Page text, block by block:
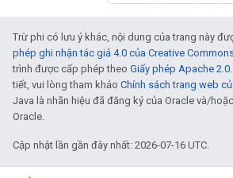
Trừ phi có lưu ý khác, nội dung của trang này
phép ghi nhận tác giả 4.0 của Creative
trình được cấp phép theo Giấy phép Apache 2.0
tiết, vui lòng tham khảo Chính sách trang web
Java là nhãn hiệu đã đăng ký của Oracle và/
Oracle.
Cập nhật lần gần đây nhất: 2026-07-16 UTC.